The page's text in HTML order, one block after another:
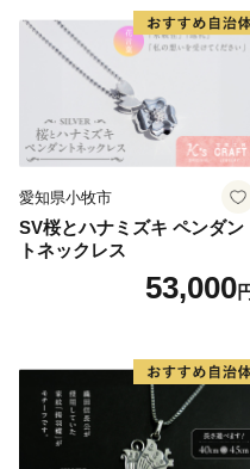
愛知県小牧市
SV桜とハナミズキ ペンダン
トネックレス
53,000